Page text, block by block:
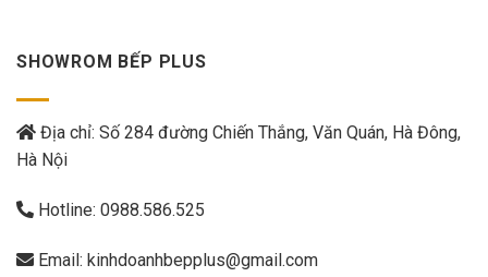
SHOWROM BẾP PLUS
Địa chỉ: Số 284 đường Chiến Thắng, Văn Quán, Hà Đông,
Hà Nội
Hotline: 0988.586.525
Email: kinhdoanhbepplus@gmail.com